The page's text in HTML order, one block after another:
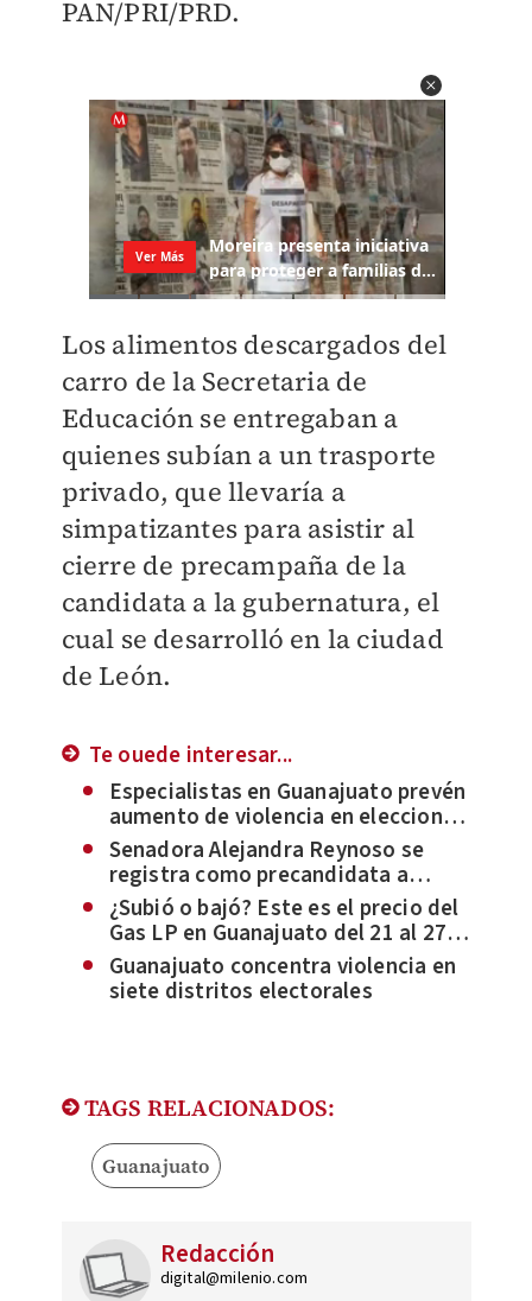
PAN/PRI/PRD.
Los alimentos descargados del
carro de la Secretaria de
Educación se entregaban a
quienes subían a un trasporte
privado, que llevaría a
simpatizantes para asistir al
cierre de precampaña de la
candidata a la gubernatura, el
cual se desarrolló en la ciudad
de León.
Te ouede interesar...
Especialistas en Guanajuato prevén
aumento de violencia en elecciones
de 2024
Senadora Alejandra Reynoso se
registra como precandidata a
diputada federal por Guanajuato
¿Subió o bajó? Este es el precio del
Gas LP en Guanajuato del 21 al 27
de enero
Guanajuato concentra violencia en
siete distritos electorales
TAGS RELACIONADOS:
Guanajuato
Redacción
digital@milenio.com